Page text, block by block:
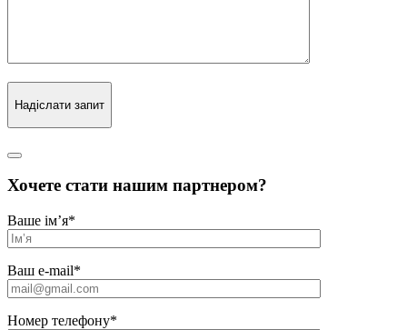
Надіслати запит
Хочете стати нашим партнером?
Ваше ім’я*
Ваш e-mail*
Номер телефону*